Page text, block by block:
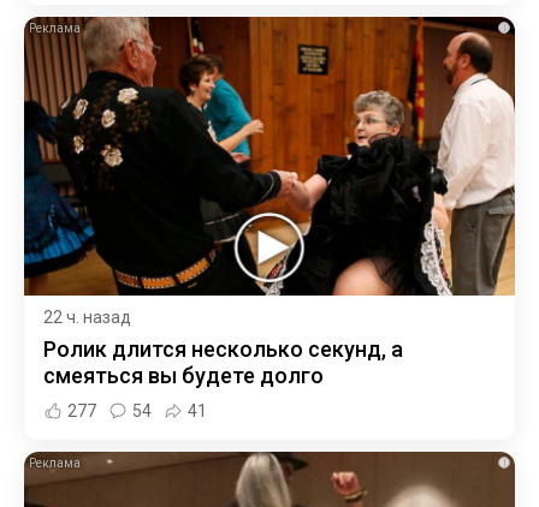
i
22 ч. назад
Ролик длится несколько секунд, а
смеяться вы будете долго
277 54 41
i